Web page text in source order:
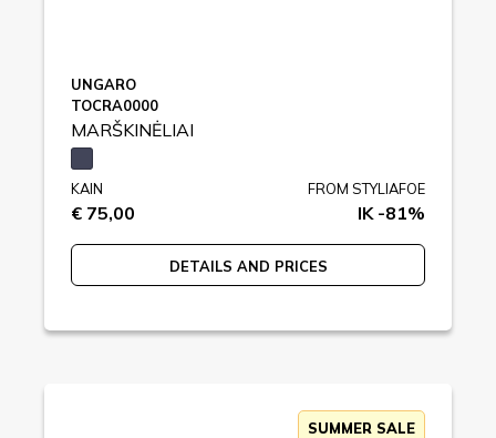
UNGARO
TOCRA0000
MARŠKINĖLIAI
KAIN
€ 75,00
FROM STYLIAFOE
IK -81%
DETAILS AND PRICES
SUMMER SALE